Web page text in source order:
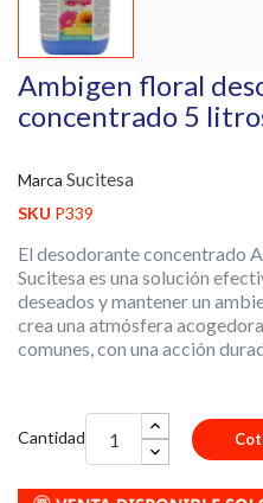
Ambigen floral
concentrado 5
Marca Sucitesa
SKU P339
El desodorante concentrado
Sucitesa es una solución
deseados y mantener un
crea una atmósfera
comunes, con una acción
Cantidad